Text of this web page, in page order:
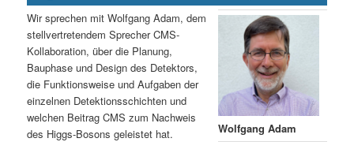
g
e
n
i
n
g
e
Wolfgang Adam
Wir sprechen mit Wolfgang Adam, dem
stellvertretendem Sprecher CMS-
Kollaboration, über die Planung,
Bauphase und Design des Detektors,
die Funktionsweise und Aufgaben der
einzelnen Detektionsschichten und
welchen Beitrag CMS zum Nachweis
des Higgs-Bosons geleistet hat.